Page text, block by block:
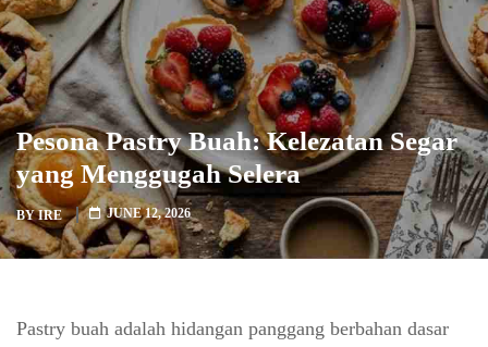
Pesona Pastry Buah: Kelezatan Segar
yang Menggugah Selera
BYIRE JUNE 12, 2026
Pastry buah adalah hidangan panggang berbahan dasar